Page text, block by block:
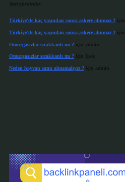
Son yorumlar
Türkiye’de kaç yaşından sonra askere alınmaz ?için
Türkiye’de kaç yaşından sonra askere alınmaz ?için
Omurgasızlar sıcakkanlı mı ?için admin
Omurgasızlar sıcakkanlı mı ?için İpek
Neden hayvan satın almamalıyız ?için admin